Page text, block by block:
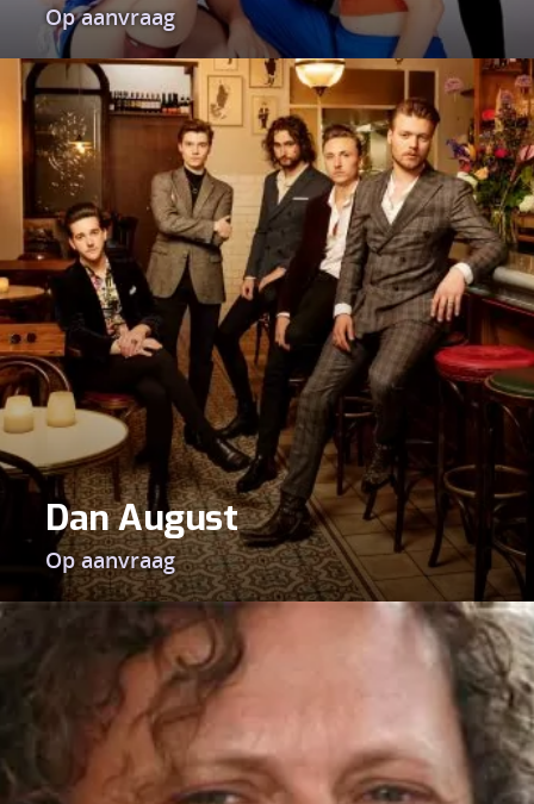
Op aanvraag
Dan August
Op aanvraag